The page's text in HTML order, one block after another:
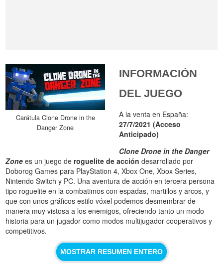
Carátula Clone Drone in the
Danger Zone
INFORMACIÓN
DEL JUEGO
A la venta en España:
27/7/2021 (Acceso
Anticipado)
Clone Drone in the Danger
Zone es un juego deroguelite de acción desarrollado por
Doborog Games para PlayStation 4, Xbox One, Xbox Series,
Nintendo Switch y PC. Una aventura de acción en tercera persona
tipo roguelite en la combatimos con espadas, martillos y arcos, y
que con unos gráficos estilo vóxel podemos desmembrar de
manera muy vistosa a los enemigos, ofreciendo tanto un modo
historia para un jugador como modos multijugador cooperativos y
competitivos.
MOSTRAR RESUMEN ENTERO